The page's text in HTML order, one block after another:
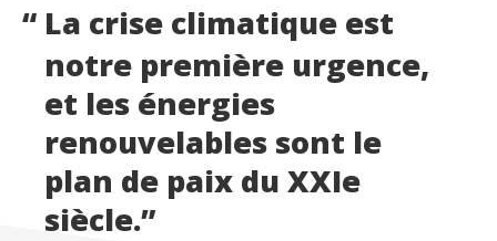
“ La crise climatique est
notre première urgence,
et les énergies
renouvelables sont le
plan de paix du XXIe
siècle.”